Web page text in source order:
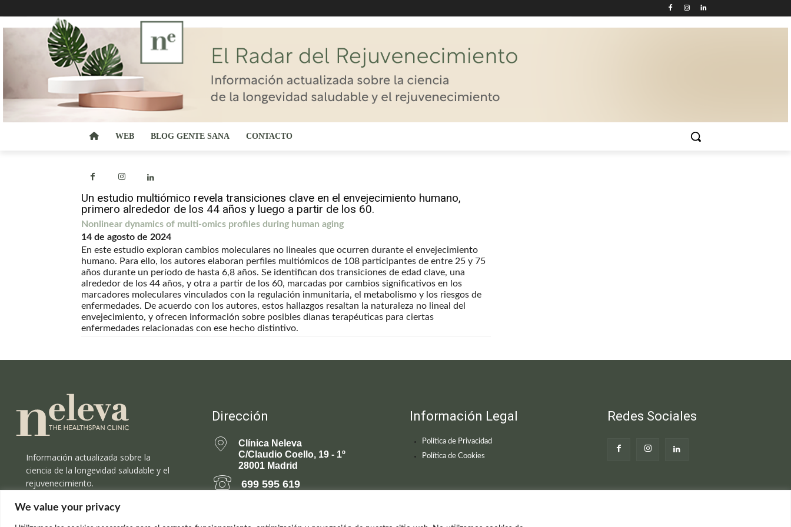
We value your privacy
WEB BLOG GENTE SANA CONTACTO
Un estudio multiómico revela transiciones clave en el envejecimiento humano,
primero alrededor de los 44 años y luego a partir de los 60.
Nonlinear dynamics of multi-omics profiles during human aging
14 de agosto de 2024
En este estudio exploran cambios moleculares no lineales que ocurren durante el envejecimiento
humano. Para ello, los autores elaboran perfiles multiómicos de 108 participantes de entre 25 y 75
años durante un período de hasta 6,8 años. Se identifican dos transiciones de edad clave, una
alrededor de los 44 años, y otra a partir de los 60, marcadas por cambios significativos en los
marcadores moleculares vinculados con la regulación inmunitaria, el metabolismo y los riesgos de
enfermedades. De acuerdo con los autores, estos hallazgos resaltan la naturaleza no lineal del
envejecimiento, y ofrecen información sobre posibles dianas terapéuticas para ciertas
enfermedades relacionadas con ese hecho distintivo.
Información actualizada sobre la
ciencia de la longevidad saludable y el
rejuvenecimiento.
Dirección
Clínica Neleva
C/Claudio Coello, 19 - 1º
28001 Madrid
699 595 619
Información Legal
Política de Privacidad
Política de Cookies
Redes Sociales